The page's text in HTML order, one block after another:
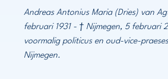
Andreas Antonius Maria (Dries) van
februari 1931 - † Nijmegen, 5 februari
voormalig politicus en oud-vice-
Nijmegen.